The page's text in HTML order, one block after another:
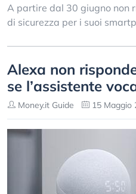
A partire dal 30 giugno non
di sicurezza per i suoi
Alexa non
se l’assistente
Money.it Guide 15 Maggio